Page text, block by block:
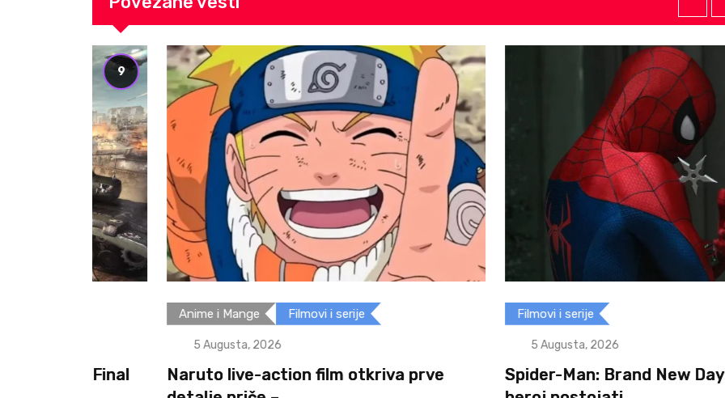
Anime i Mange Filmovi i serije
5 Augusta, 2026
Naruto live-action film otkriva prve
Filmovi i serije
5 Augusta, 2026
Spider-Man: Brand New Day: Može li